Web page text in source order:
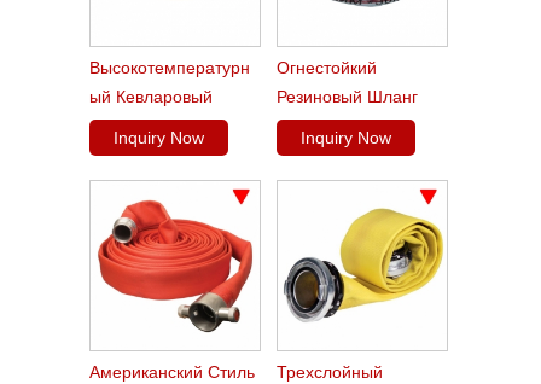
Высокотемпературн
Ый Кевларовый
Шланг
Inquiry Now
Огнестойкий
Резиновый Шланг
Высокого Качества
Inquiry Now
Американский Стиль
Трехслойный